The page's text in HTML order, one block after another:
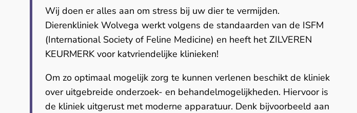
Wij doen er alles aan om stress bij uw dier te vermijden.
Dierenkliniek Wolvega werkt volgens de standaarden van de ISFM
(International Society of Feline Medicine) en heeft het ZILVEREN
KEURMERK voor katvriendelijke klinieken!
Om zo optimaal mogelijk zorg te kunnen verlenen beschikt de kliniek
over uitgebreide onderzoek- en behandelmogelijkheden. Hiervoor is
de kliniek uitgerust met moderne apparatuur. Denk bijvoorbeeld aan